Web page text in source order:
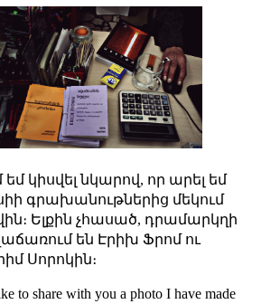
եմ կիսվել նկարով, որ արել եմ
գրախանութներից մեկում
Ելքին չհասած, դրամարկղի
են Էրիխ Ֆրոմ ու
Սորոկին։
to share with you a photo I have made